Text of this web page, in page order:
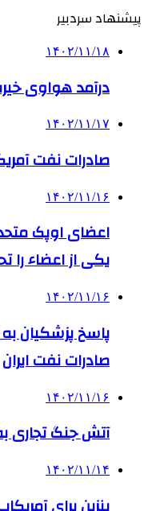
پیشنهاد سردبیر
۱۴۰۲/۱۱/۱۸
درآمد هواوی
۱۴۰۲/۱۱/۱۷
صادرات نفت
۱۴۰۲/۱۱/۱۶
اعضای اوپک
یکی از اعضاء را
۱۴۰۲/۱۱/۱۶
پاسخ پزشکیان
صادرات نفت ایران
۱۴۰۲/۱۱/۱۶
آتش جنگ تجاری
۱۴۰۲/۱۱/۱۴